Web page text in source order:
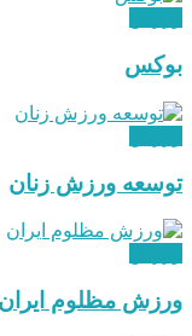
بوکس
توسعه ورزش زنان
ورزش مظلوم ایران